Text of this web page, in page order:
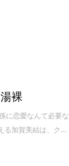
裸
に恋愛なんて必要な
る加賀美結は、ク...